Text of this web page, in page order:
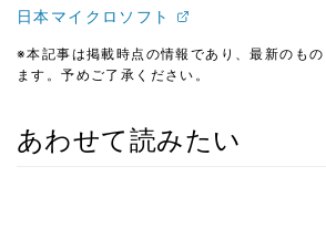
日本マイクロソフト
※本記事は掲載時点の情報であり、最新のも
ます。予めご了承ください。
あわせて読みたい